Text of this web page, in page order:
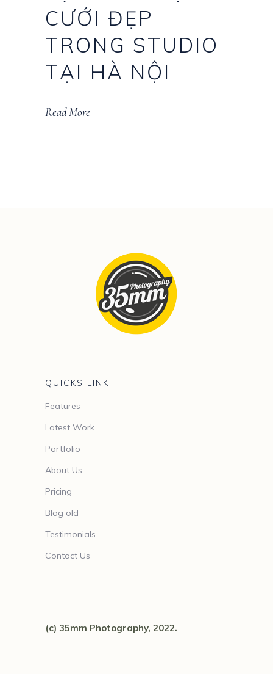
CƯỚI ĐẸP
TRONG STUDIO
TẠI HÀ NỘI
Read More
QUICKS LINK
Features
Latest Work
Portfolio
About Us
Pricing
Blog old
Testimonials
Contact Us
(c) 35mm Photography, 2022.